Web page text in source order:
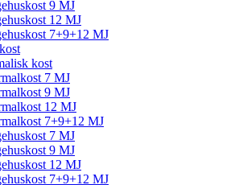
9 MJ
12 MJ
7+9+12 MJ
kost
7 MJ
9 MJ
12 MJ
7+9+12 MJ
7 MJ
9 MJ
12 MJ
7+9+12 MJ